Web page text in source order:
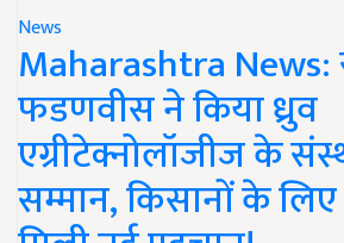
News
Maharashtra News:
फडणवीस ने किया ध्रुव
एग्रीटेक्नोलॉजीज के
सम्मान, किसानों के